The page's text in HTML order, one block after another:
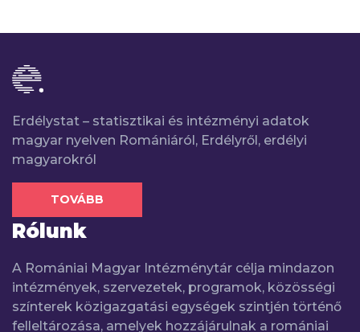
Erdélystat – statisztikai és intézményi adatok
magyar nyelven Romániáról, Erdélyről, erdélyi
magyarokról
TOVÁBB
Rólunk
A Romániai Magyar Intézménytár célja mindazon
intézmények, szervezetek, programok, közösségi
színterek közigazgatási egységek szintjén történő
felleltározása, amelyek hozzájárulnak a romániai